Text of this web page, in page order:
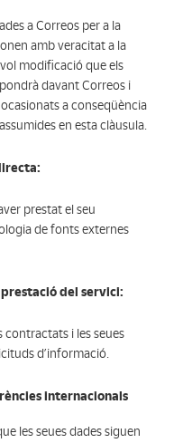
a Correos per a la
amb veracitat a la
modificació que els
davant Correos i
a conseqüència
en esta clàusula.
prestat el seu
de fonts externes
del servici:
contractats i les seues
d’informació.
internacionals
les seues dades siguen